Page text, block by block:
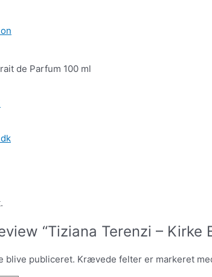
de Parfum 100 ml
“Tiziana Terenzi – Kirke
blive publiceret. Krævede felter er markeret